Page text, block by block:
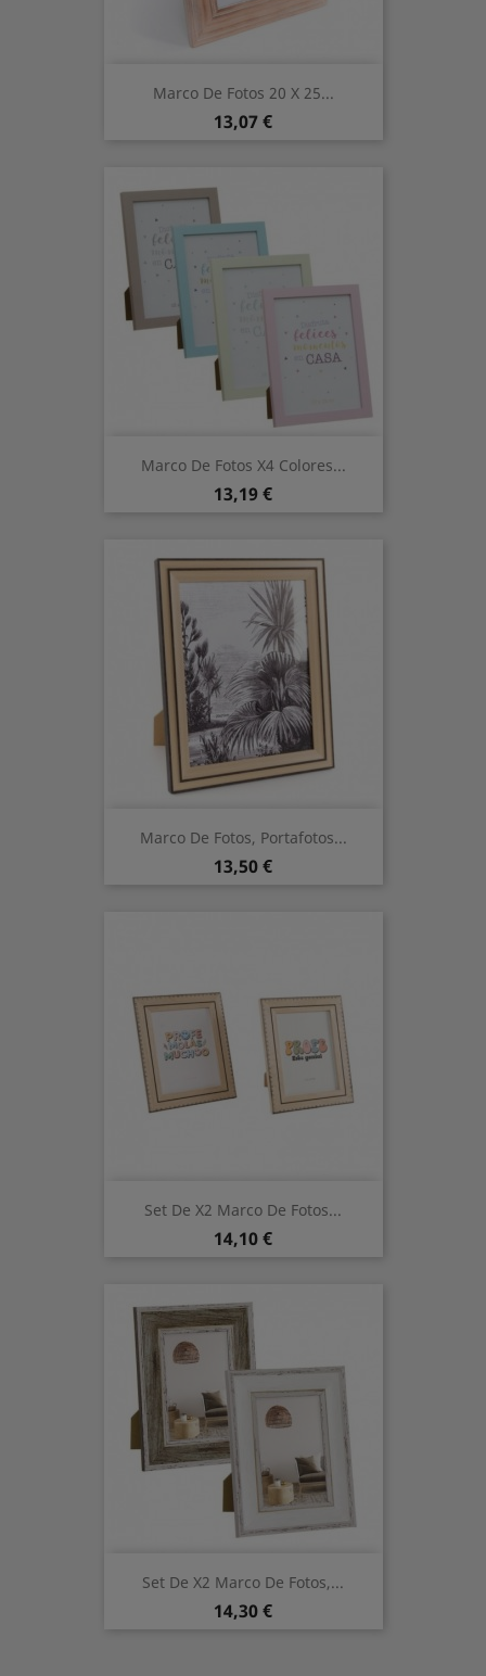
Marco De Fotos 20 X 25...
Precio
13,07 €
Marco De Fotos X4 Colores...
Precio
13,19 €
Marco De Fotos, Portafotos...
Precio
13,50 €
Set De X2 Marco De Fotos...
Precio
14,10 €
Set De X2 Marco De Fotos,...
Precio
14,30 €